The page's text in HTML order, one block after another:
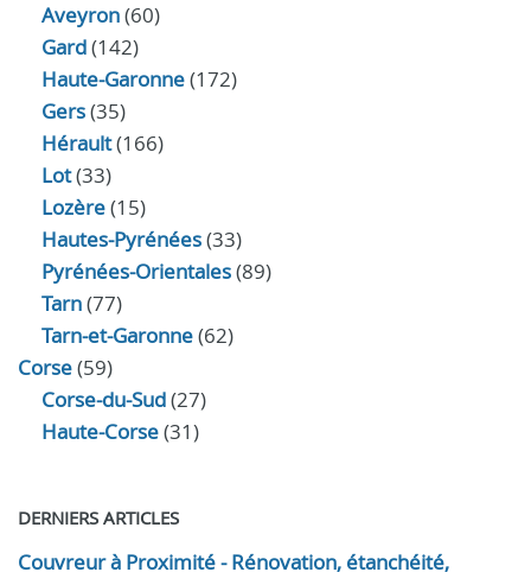
Aveyron(60)
Gard(142)
Haute-Garonne(172)
Gers(35)
Hérault(166)
Lot(33)
Lozère(15)
Hautes-Pyrénées(33)
Pyrénées-Orientales(89)
Tarn(77)
Tarn-et-Garonne(62)
Corse(59)
Corse-du-Sud(27)
Haute-Corse(31)
DERNIERS ARTICLES
Couvreur à Proximité - Rénovation, étanchéité,